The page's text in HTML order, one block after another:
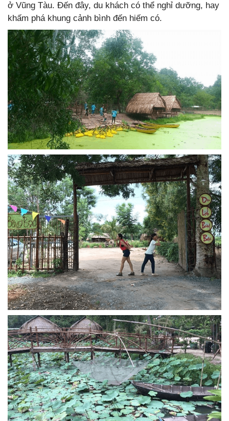
ở Vũng Tàu. Đến đây, du khách có thể nghỉ dưỡng, hay
khấm phá khung cảnh bình đến hiếm có.